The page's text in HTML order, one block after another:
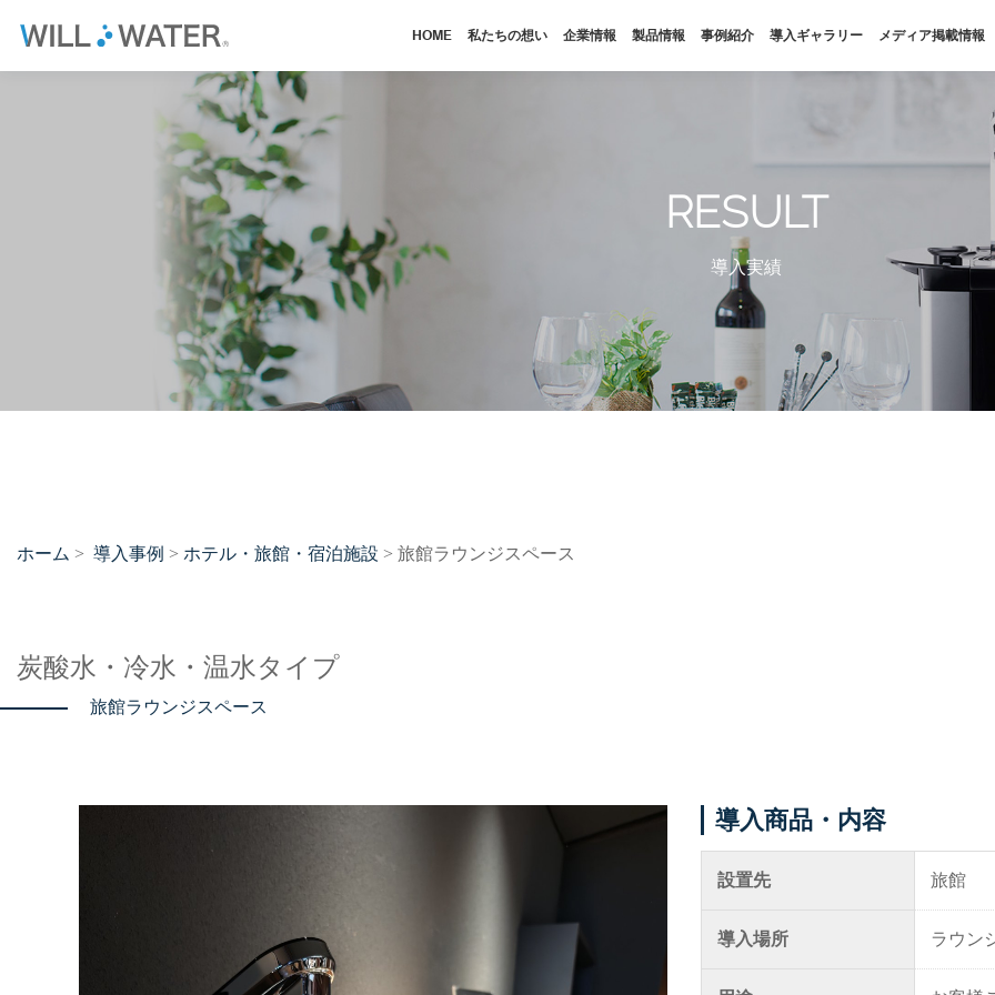
HOME 私たちの想い 企業情報 製品情報 事例紹介 導入ギャラリー メディア掲載情報
RESULT
導入実績
ホーム > 導入事例 > ホテル・旅館・宿泊施設 > 旅館ラウンジスペース
炭酸水・冷水・温水タイプ
旅館ラウンジスペース
導入商品・内容
設置先 旅館
導入場所 ラウン